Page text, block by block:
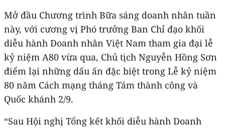
Mở đầu Chương trình Bữa sáng doanh nhân tuần
này, với cương vị Phó trưởng Ban Chỉ đạo khối
diễu hành Doanh nhân Việt Nam tham gia đại lễ
kỷ niệm A80 vừa qua, Chủ tịch Nguyễn Hồng Sơn
điểm lại những dấu ấn đặc biệt trong Lễ kỷ niệm
80 năm Cách mạng tháng Tám thành công và
Quốc khánh 2/9.
“Sau Hội nghị Tổng kết khối diễu hành Doanh